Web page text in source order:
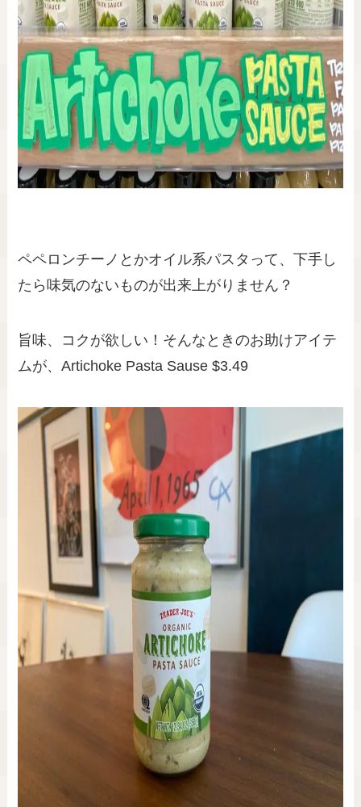
ペペロンチーノとかオイル系パスタって、下手し
たら味気のないものが出来上がりません？
旨味、コクが欲しい！そんなときのお助けアイテ
ムが、Artichoke Pasta Sause $3.49